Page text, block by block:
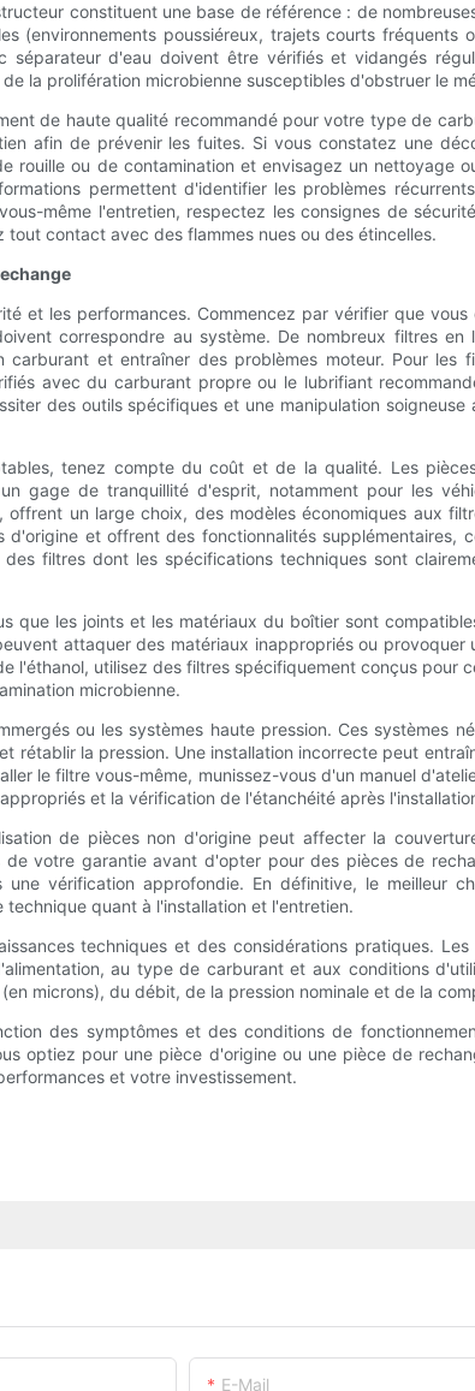
constituent une base de référence : de
poussiéreux, trajets courts fréquents
d'eau doivent être vérifiés et vidangés
la prolifération microbienne susceptibles d'obstruer le
de haute qualité recommandé pour votre type de
afin de prévenir les fuites. Si vous constatez une
ou de contamination et envisagez un nettoyage
permettent d'identifier les problèmes
même l'entretien, respectez les consignes de
contact avec des flammes nues ou des étincelles.
et les performances. Commencez par vérifier que
correspondre au système. De nombreux filtres
et entraîner des problèmes moteur. Pour
avec du carburant propre ou le lubrifiant
des outils spécifiques et une manipulation
tenez compte du coût et de la qualité. Les
gage de tranquillité d'esprit, notamment pour les
un large choix, des modèles économiques aux
et offrent des fonctionnalités supplémentaires,
filtres dont les spécifications techniques sont
que les joints et les matériaux du boîtier sont
attaquer des matériaux inappropriés ou
utilisez des filtres spécifiquement conçus pour
microbienne.
ou les systèmes haute pression. Ces systèmes
rétablir la pression. Une installation incorrecte peut
le filtre vous-même, munissez-vous d'un manuel
et la vérification de l'étanchéité après
de pièces non d'origine peut affecter la
votre garantie avant d'opter pour des pièces de
vérification approfondie. En définitive, le meilleur
quant à l'installation et l'entretien.
techniques et des considérations pratiques.
au type de carburant et aux conditions
microns), du débit, de la pression nominale et de la
des symptômes et des conditions de
optiez pour une pièce d'origine ou une pièce de
et votre investissement.
E-Mail